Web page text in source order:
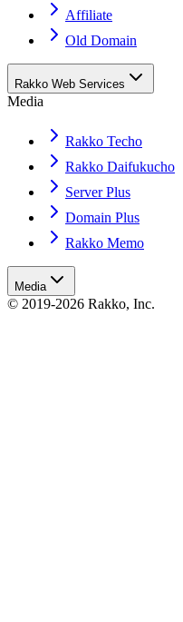
Affiliate
Old Domain
Rakko Web Services
Media
Rakko Techo
Rakko Daifukucho
Server Plus
Domain Plus
Rakko Memo
Media
© 2019-2026 Rakko, Inc.